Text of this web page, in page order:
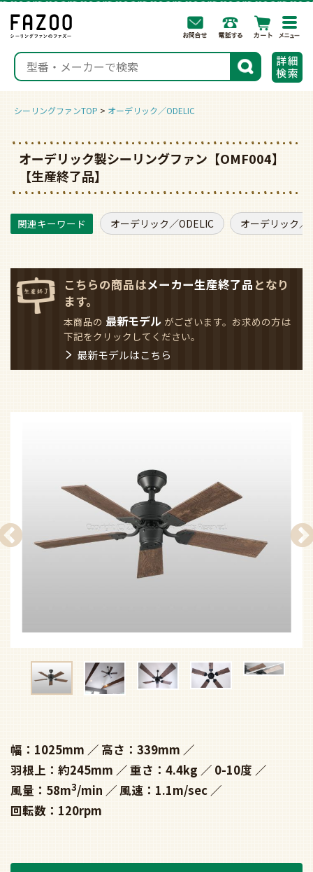
検索
シーリングファンTOP オーデリック／ODELIC
オーデリック製シーリングファン【OMF004】
【生産終了品】
オーデリック／ODELIC オーデリック／
こちらの商品はメーカー生産終了品 となり
ます。
本商品の 最新モデル がございます。お求めの方は
下記をクリックしてください。
最新モデルはこちら
幅：1025mm
高さ：339mm
羽根上：約245mm
重さ：4.4kg
0-10度
風量：58m3/min
風速：1.1m/sec
回転数：120rpm